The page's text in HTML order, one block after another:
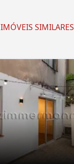
IMÓVEIS SIMILARES